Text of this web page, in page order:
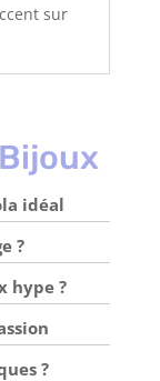
sur
idéal
?
hype ?
?